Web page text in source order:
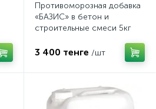
Противоморозная добавка
«БАЗИС» в бетон и
строительные смеси 5кг
3 400 тенге /шт